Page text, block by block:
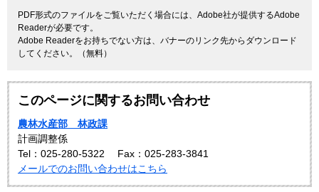
PDF形式のファイルをご覧いただく場合には、Adobe社が提供するAdobe
Readerが必要です。
Adobe Readerをお持ちでない方は、バナーのリンク先からダウンロード
してください。（無料）
このページに関するお問い合わせ
農林水産部 林政課
計画調整係
Tel：025-280-5322
Fax：025-283-3841
メールでのお問い合わせはこちら